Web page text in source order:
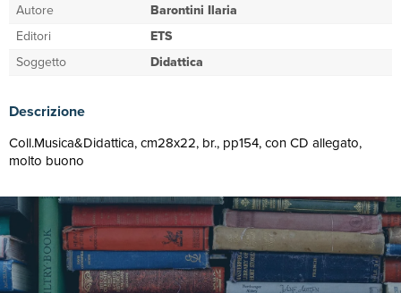
Autore
Barontini Ilaria
Editori
ETS
Soggetto
Didattica
Descrizione
Coll.Musica&Didattica, cm28x22, br., pp154, con CD allegato,
molto buono